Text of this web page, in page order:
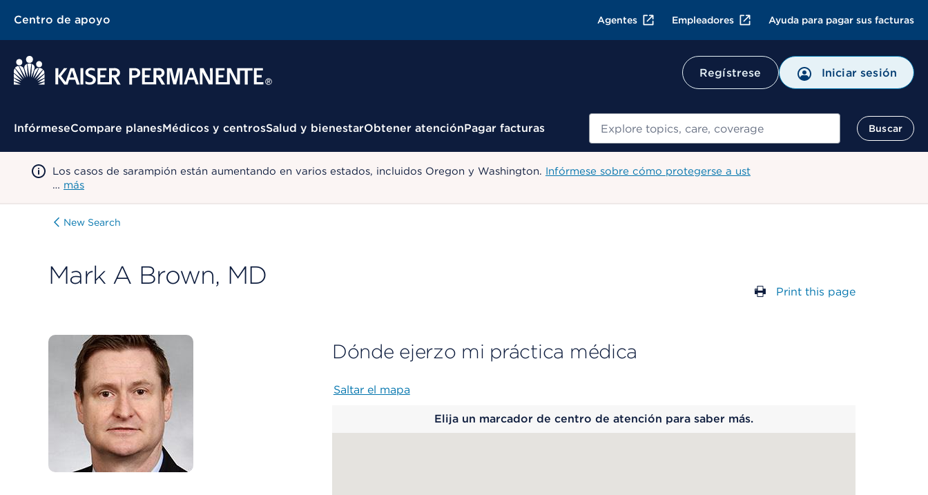
Centro de apoyo Agentes Empleadores Ayuda para pagar sus facturas
Regístrese Iniciar sesión
Menú contextual
InfórmeseCompare planesMédicos y centrosSalud y bienestarObtener atenciónPagar facturas Buscar
Buscar
Los casos de sarampión están aumentando en varios estados, incluidos Oregon y Washington. Infórmese sobre cómo protegerse a ust
… más
New Search
Mark A Brown, MD
Print this page
Dónde ejerzo mi práctica médica
Saltar el mapa
Elija un marcador de centro de atención para saber más.